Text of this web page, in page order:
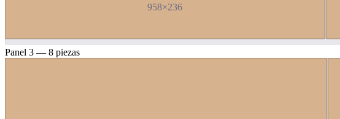
958×236
Panel 3 — 8 piezas